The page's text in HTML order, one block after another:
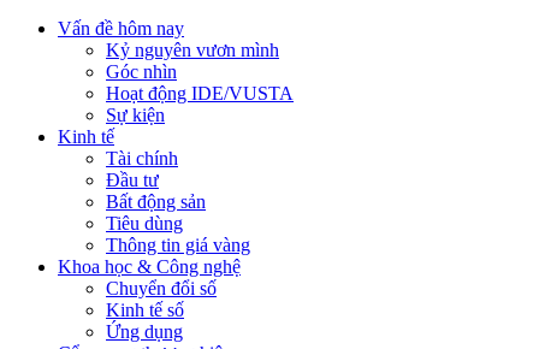
Vấn đề hôm nay
Kỷ nguyên vươn mình
Góc nhìn
Hoạt động IDE/VUSTA
Sự kiện
Kinh tế
Tài chính
Đầu tư
Bất động sản
Tiêu dùng
Thông tin giá vàng
Khoa học & Công nghệ
Chuyển đổi số
Kinh tế số
Ứng dụng